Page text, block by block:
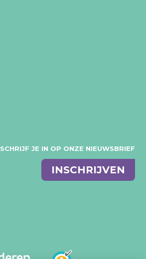
SCHRIJF JE IN OP ONZE NIEUWSBRIEF
E-
mail
INSCHRIJVEN